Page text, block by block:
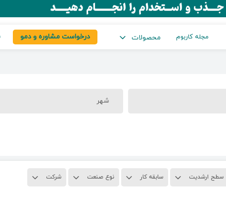
مجله کاربوم محصولات درخواست مشاوره و دمو
شهر
سطح ارشدیت سابقه کار نوع صنعت شرکت